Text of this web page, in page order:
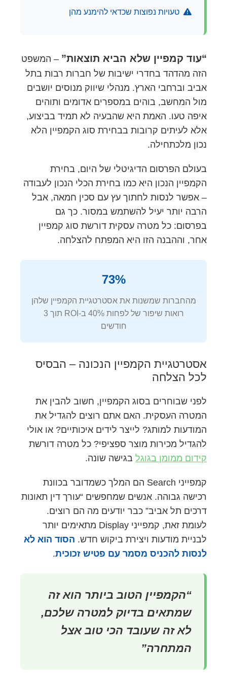
טעויות נפוצות שכדאי להימנע מהן
“עוד קמפיין שלא הביא תוצאות” – המשפט
הזה מהדהד בחדרי ישיבות של חברות רבות בתל
אביב וברחבי הארץ. מנהלי שיווק מנוסים יושבים
מול המחשב, בוהים במספרים אדומים ותוהים
איפה טעו. האמת היא שהבעיה לא תמיד בביצוע,
אלא לעיתים קרובות בבחירת סוג הקמפיין הלא
נכון מלכתחילה.
בעולם הפרסום הדיגיטלי של היום, בחירת
הקמפיין הנכון היא כמו בחירת הכלי הנכון לעבודה
– אפשר לנסות לחתוך עץ עם סכין חמאה, אבל
הרבה יותר יעיל להשתמש במסור. כך גם
בפרסום: כל מטרה עסקית דורשת סוג קמפיין
אחר, וההבנה הזו היא המפתח להצלחה.
73%
מהחברות שמשנות את אסטרטגיית הקמפיין שלהן
רואות שיפור של לפחות 40% ב-ROI תוך 3
חודשים
אסטרטגיית הקמפיין הנכונה – הבסיס
לכל הצלחה
לפני שבוחרים בסוג הקמפיין, חשוב להבין את
המטרה העסקית. האם אתם רוצים להגדיל את
המודעות למותג? לייצר לידים איכותיים? או אולי
להגדיל מכירות מוצר ספציפי? כל מטרה דורשת
קידום ממומן בגוגל בגישה שונה.
קמפייני Search הם המלך כשמדובר בכוונת
רכישה גבוהה. אנשים שמחפשים “עורך דין תאונות
דרכים תל אביב” כבר יודעים מה הם רוצים.
לעומת זאת, קמפייני Display מתאימים יותר
לבניית מודעות ויצירת ביקוש חדש. הסוד הוא לא
לנסות להכניס מסמר עם פטיש זכוכית.
“הקמפיין הטוב ביותר הוא זה
שמתאים בדיוק למטרה שלכם,
לא זה שעובד הכי טוב אצל
המתחרה”